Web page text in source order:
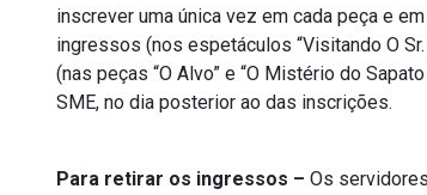
inscrever uma única vez em cada peça e
ingressos (nos espetáculos “Visitando O Sr.
(nas peças “O Alvo” e “O Mistério do
SME, no dia posterior ao das inscrições.
Para retirar os ingressos – Os